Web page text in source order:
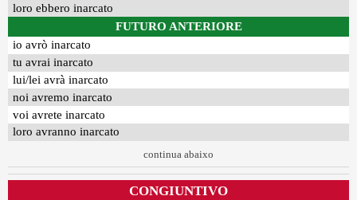
loro ebbero inarcato
FUTURO ANTERIORE
io avrò inarcato
tu avrai inarcato
lui/lei avrà inarcato
noi avremo inarcato
voi avrete inarcato
loro avranno inarcato
continua abaixo
CONGIUNTIVO